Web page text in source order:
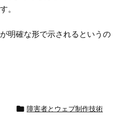
。
明確な形で示されるというの
 障害者とウェブ制作技術